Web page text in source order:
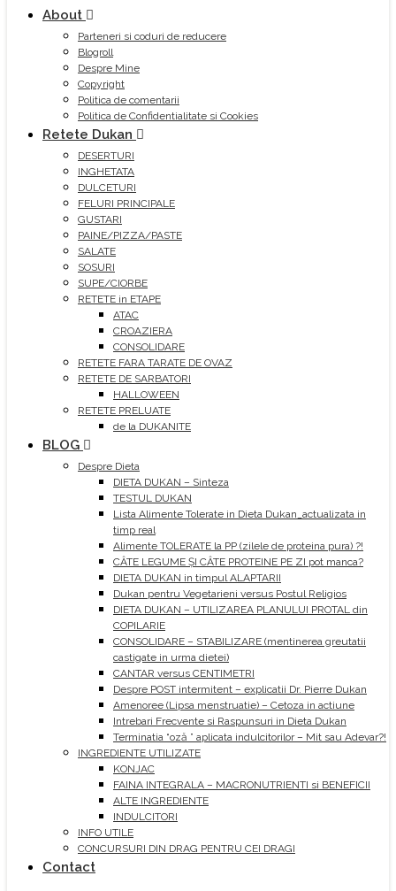
About
Parteneri si coduri de reducere
Blogroll
Despre Mine
Copyright
Politica de comentarii
Politica de Confidentialitate si Cookies
Retete Dukan
DESERTURI
INGHETATA
DULCETURI
FELURI PRINCIPALE
GUSTARI
PAINE/PIZZA/PASTE
SALATE
SOSURI
SUPE/CIORBE
RETETE in ETAPE
ATAC
CROAZIERA
CONSOLIDARE
RETETE FARA TARATE DE OVAZ
RETETE DE SARBATORI
HALLOWEEN
RETETE PRELUATE
de la DUKANITE
BLOG
Despre Dieta
DIETA DUKAN – Sinteza
TESTUL DUKAN
Lista Alimente Tolerate in Dieta Dukan_actualizata in
timp real
Alimente TOLERATE la PP (zilele de proteina pura) ?!
CÂTE LEGUME ȘI CÂTE PROTEINE PE ZI pot manca?
DIETA DUKAN in timpul ALAPTARII
Dukan pentru Vegetarieni versus Postul Religios
DIETA DUKAN – UTILIZAREA PLANULUI PROTAL din
COPILARIE
CONSOLIDARE – STABILIZARE (mentinerea greutatii
castigate in urma dietei)
CANTAR versus CENTIMETRI
Despre POST intermitent – explicatii Dr. Pierre Dukan
Amenoree (Lipsa menstruatie) – Cetoza in actiune
Intrebari Frecvente si Raspunsuri in Dieta Dukan
Terminatia “oză ” aplicata indulcitorilor – Mit sau Adevar?!
INGREDIENTE UTILIZATE
KONJAC
FAINA INTEGRALA – MACRONUTRIENTI si BENEFICII
ALTE INGREDIENTE
INDULCITORI
INFO UTILE
CONCURSURI DIN DRAG PENTRU CEI DRAGI
Contact